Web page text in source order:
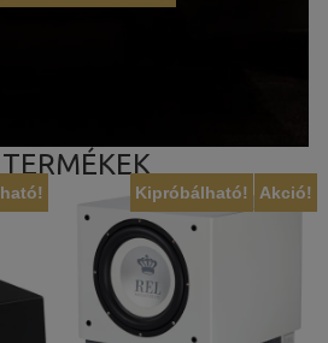
Akció!
Kipróbálható!